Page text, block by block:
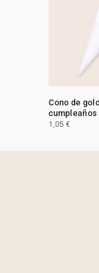
Cono de
cumpleaños
1,05 €